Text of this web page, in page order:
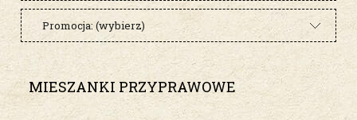
Promocja: (wybierz)
MIESZANKI PRZYPRAWOWE